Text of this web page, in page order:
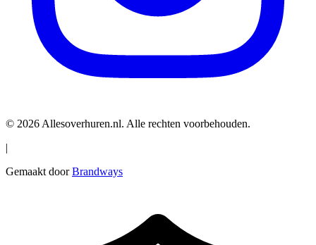
© 2026 Allesoverhuren.nl. Alle rechten voorbehouden.
|
Gemaakt doorBrandways